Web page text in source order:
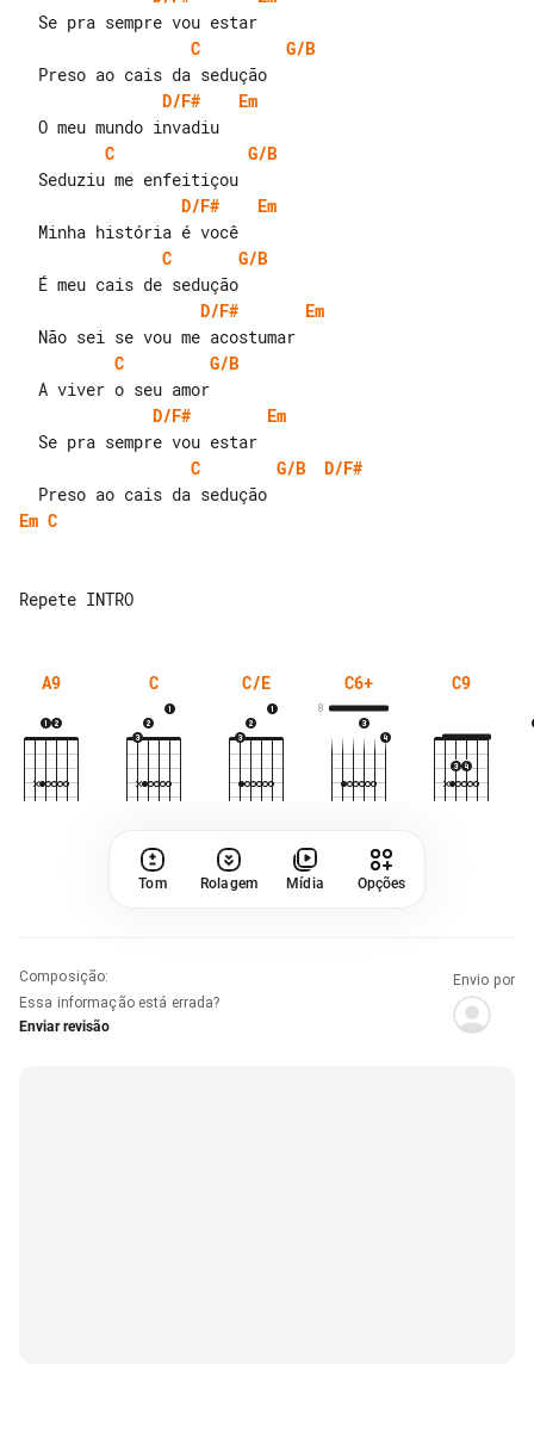
C
G/B
D/F#
Em
C
G/B
D/F#
Em
C
G/B
D/F#
Em
C
G/B
D/F#
Em
C
G/B
D/F#
Em C
A9 C C/E C6+
8
C9
Tom Rolagem Mídia Opções
Composição:
Essa informação está errada?
Enviar revisão
Envio por